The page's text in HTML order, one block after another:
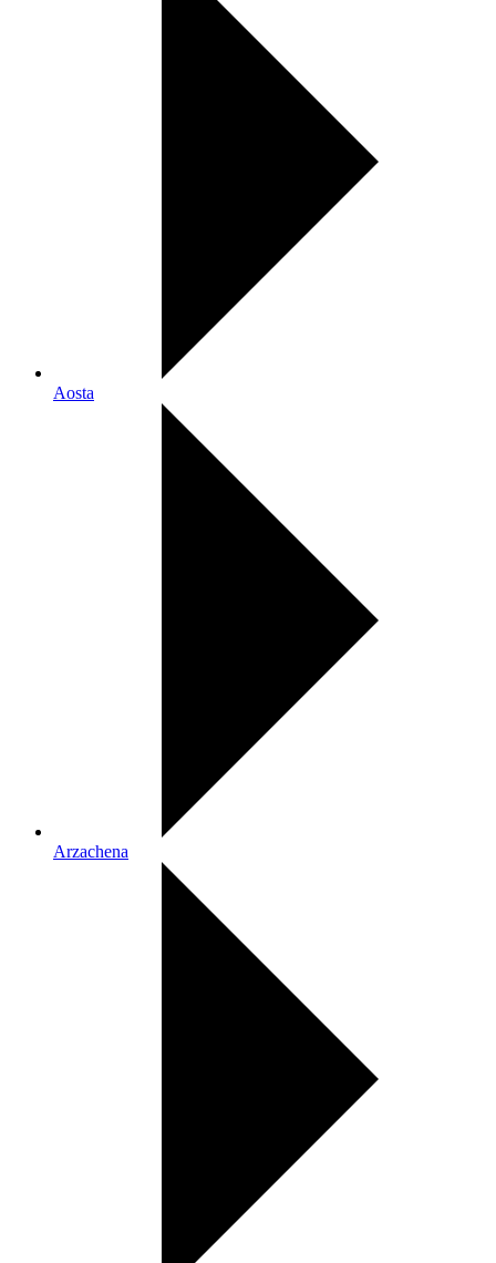
Aosta
Arzachena